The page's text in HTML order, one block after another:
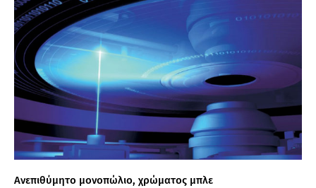
Ανεπιθύμητο μονοπώλιο, χρώματος μπλε